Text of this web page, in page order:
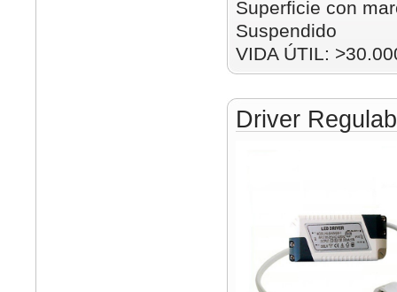
Superficie con
Suspendido
VIDA ÚTIL:
Driver